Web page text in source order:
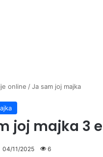
online /Ja sam joj majka
joj majka 3
04/11/2025 6